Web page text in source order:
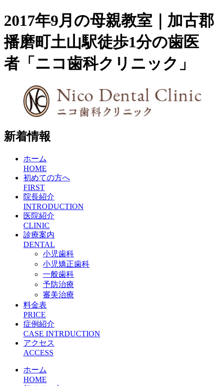
2017年9月の母親教室｜加古郡
播磨町土山駅徒歩1分の歯医
者「ニコ歯科クリニック」
新着情報
ホーム
HOME
初めての方へ
FIRST
院長紹介
INTRODUCTION
医院紹介
CLINIC
診療案内
DENTAL
小児歯科
小児矯正歯科
一般歯科
予防治療
審美治療
料金表
PRICE
症例紹介
CASE INTRDUCTION
アクセス
ACCESS
ホーム
HOME